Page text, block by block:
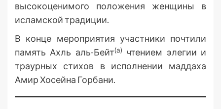
высокоценимого положения женщины в
исламской традиции.
В конце мероприятия участники почтили
память Ахль аль-Бейт(а)
чтением элегии и
траурных стихов в исполнении маддаха
Амир Хосейна Горбани.